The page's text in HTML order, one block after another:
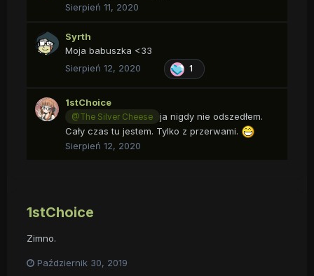
Sierpień 11, 2020
Syrth
Moja babuszka <33
Sierpień 12, 2020
1
1stChoice
@The Silver Cheese
ja nigdy nie odszedłem.
Cały czas tu jestem. Tylko z przerwami.
Sierpień 12, 2020
1stChoice
Zimno.
Październik 30, 2019